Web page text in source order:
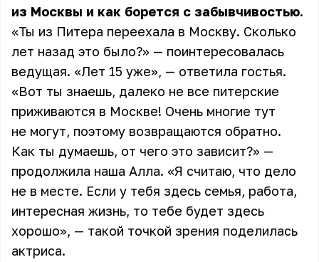
из Москвы и как борется с забывчивостью.
«Ты из Питера переехала в Москву. Сколько
лет назад это было?» — поинтересовалась
ведущая. «Лет 15 уже», — ответила гостья.
«Вот ты знаешь, далеко не все питерские
приживаются в Москве! Очень многие тут
не могут, поэтому возвращаются обратно.
Как ты думаешь, от чего это зависит?» —
продолжила наша Алла. «Я считаю, что дело
не в месте. Если у тебя здесь семья, работа,
интересная жизнь, то тебе будет здесь
хорошо», — такой точкой зрения поделилась
актриса.